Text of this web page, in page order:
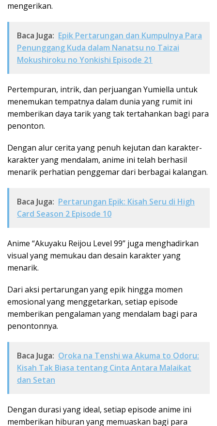
mengerikan.
Baca Juga: Epik Pertarungan dan Kumpulnya Para
Penunggang Kuda dalam Nanatsu no Taizai
Mokushiroku no Yonkishi Episode 21
Pertempuran, intrik, dan perjuangan Yumiella untuk
menemukan tempatnya dalam dunia yang rumit ini
memberikan daya tarik yang tak tertahankan bagi para
penonton.
Dengan alur cerita yang penuh kejutan dan karakter-
karakter yang mendalam, anime ini telah berhasil
menarik perhatian penggemar dari berbagai kalangan.
Baca Juga: Pertarungan Epik: Kisah Seru di High
Card Season 2 Episode 10
Anime “Akuyaku Reijou Level 99” juga menghadirkan
visual yang memukau dan desain karakter yang
menarik.
Dari aksi pertarungan yang epik hingga momen
emosional yang menggetarkan, setiap episode
memberikan pengalaman yang mendalam bagi para
penontonnya.
Baca Juga: Oroka na Tenshi wa Akuma to Odoru:
Kisah Tak Biasa tentang Cinta Antara Malaikat
dan Setan
Dengan durasi yang ideal, setiap episode anime ini
memberikan hiburan yang memuaskan bagi para